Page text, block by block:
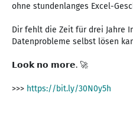
ohne stundenlanges Excel-
Dir fehlt die Zeit für drei Jahre
Datenprobleme selbst lösen
𝗟𝗼𝗼𝗸 𝗻𝗼 𝗺𝗼𝗿𝗲. 🚀
>>> https://bit.ly/30N0y5h